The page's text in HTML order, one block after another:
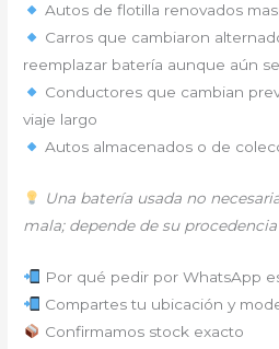
Autos de flotilla renovados
Carros que cambiaron
reemplazar batería aunque aún
Conductores que cambian
viaje largo
Autos almacenados o de
Una batería usada no
mala; depende de su
Por qué pedir por WhatsApp
Compartes tu ubicación y
Confirmamos stock exacto